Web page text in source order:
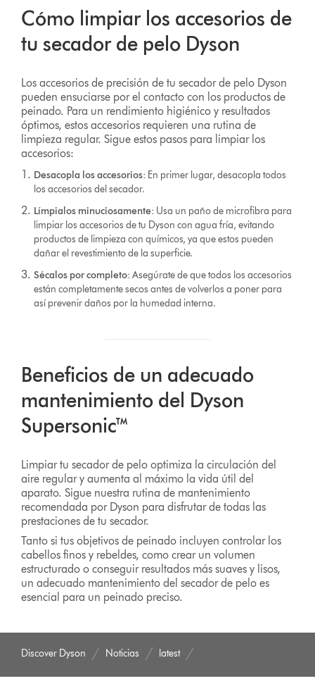
Cómo limpiar los accesorios de
tu secador de pelo Dyson
Los accesorios de precisión de tu secador de pelo Dyson
pueden ensuciarse por el contacto con los productos de
peinado. Para un rendimiento higiénico y resultados
óptimos, estos accesorios requieren una rutina de
limpieza regular. Sigue estos pasos para limpiar los
accesorios:
Desacopla los accesorios: En primer lugar, desacopla todos
los accesorios del secador.
Límpialos minuciosamente: Usa un paño de microfibra para
limpiar los accesorios de tu Dyson con agua fría, evitando
productos de limpieza con químicos, ya que estos pueden
dañar el revestimiento de la superficie.
Sécalos por completo: Asegúrate de que todos los accesorios
están completamente secos antes de volverlos a poner para
así prevenir daños por la humedad interna.
Beneficios de un adecuado
mantenimiento del Dyson
Supersonic™
Limpiar tu secador de pelo optimiza la circulación del
aire regular y aumenta al máximo la vida útil del
aparato. Sigue nuestra rutina de mantenimiento
recomendada por Dyson para disfrutar de todas las
prestaciones de tu secador.
Tanto si tus objetivos de peinado incluyen controlar los
cabellos finos y rebeldes, como crear un volumen
estructurado o conseguir resultados más suaves y lisos,
un adecuado mantenimiento del secador de pelo es
esencial para un peinado preciso.
Discover Dyson Noticias latest